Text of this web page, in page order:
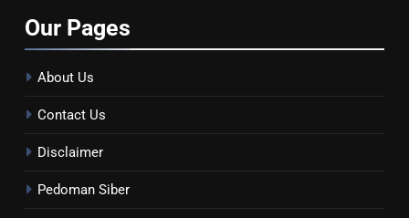
Our Pages
About Us
Contact Us
Disclaimer
Pedoman Siber